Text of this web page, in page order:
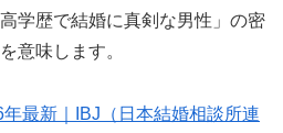
で一括資料請求
学歴で結婚に真剣な男性」の密
意味します。
年最新｜IBJ（日本結婚相談所連